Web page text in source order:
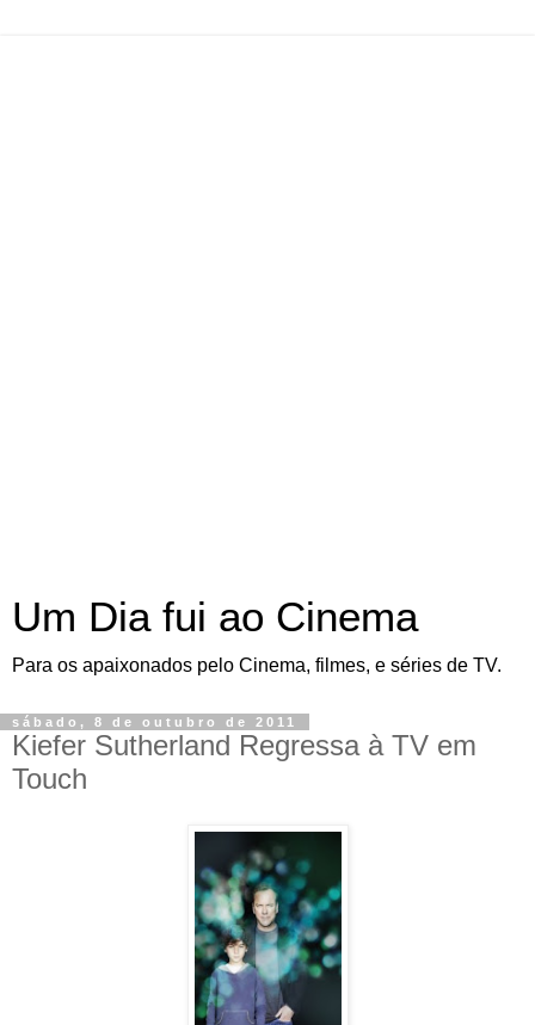
Um Dia fui ao Cinema
Para os apaixonados pelo Cinema, filmes, e séries de TV.
sábado, 8 de outubro de 2011
Kiefer Sutherland Regressa à TV em
Touch